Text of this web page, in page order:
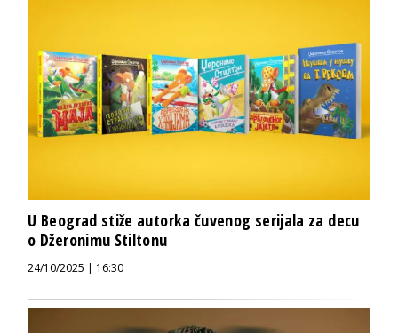
U Beograd stiže autorka čuvenog serijala za decu
o Džeronimu Stiltonu
24/10/2025 | 16:30